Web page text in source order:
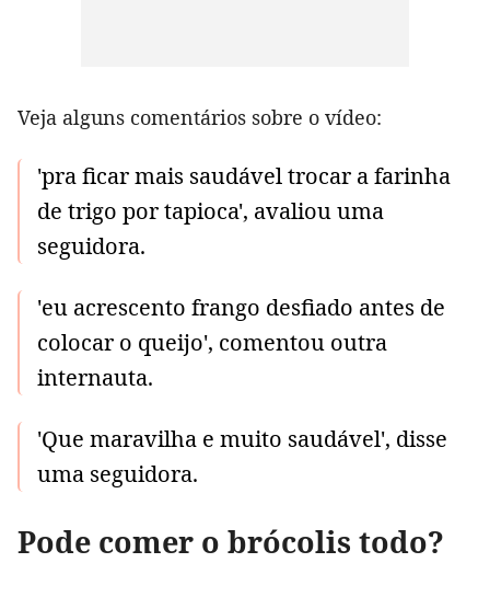
Veja alguns comentários sobre o vídeo:
'pra ficar mais saudável trocar a farinha
de trigo por tapioca', avaliou uma
seguidora.
'eu acrescento frango desfiado antes de
colocar o queijo', comentou outra
internauta.
'Que maravilha e muito saudável', disse
uma seguidora.
Pode comer o brócolis todo?